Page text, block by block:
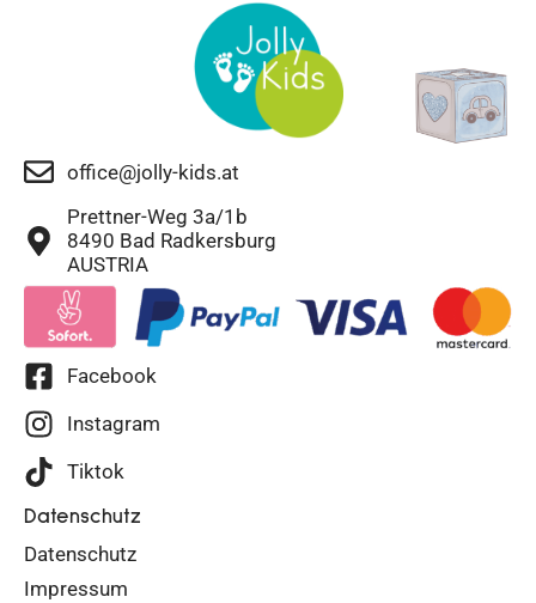
office@jolly-kids.at
Prettner-Weg 3a/1b
8490 Bad Radkersburg
AUSTRIA
Facebook
Instagram
Tiktok
Datenschutz
Datenschutz
Impressum